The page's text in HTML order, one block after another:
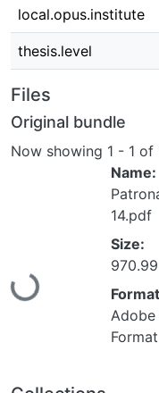
local.opus.institute
thesis.level
Files
Original bundle
Now showing 1 - 1 of
Loading...
Name:
14.pdf
Size:
Format